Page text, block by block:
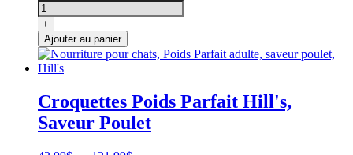
à
118.99$
de
Nourriture
pour
chats,
Science
Diet
estomac
et
peau
+
Ajouter au panier
Croquettes Poids Parfait Hill's,
Saveur Poulet